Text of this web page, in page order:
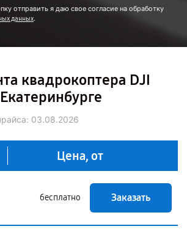
отправить я даю свое согласие на обработку
данных.
квадрокоптера DJI
03.08.2026
Цена, от
бесплатно Заказать